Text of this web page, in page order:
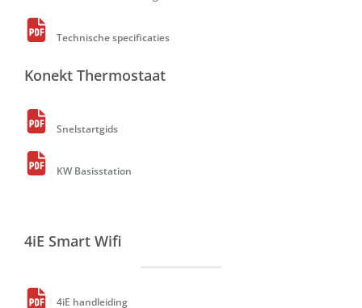
Technische specificaties
Konekt Thermostaat
Snelstartgids
KW Basisstation
4iE Smart Wifi
4iE handleiding